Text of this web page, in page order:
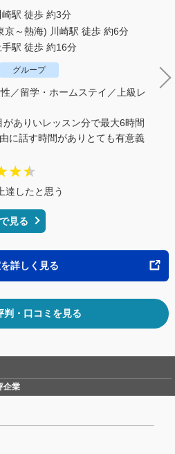
駅 徒歩 約3分
京～熱海) 川崎駅 徒歩 約6分
駅 徒歩 約16分
グループ
性／留学・ホームステイ／上級レ
がありいレッスン分で最大6時間
に話す時間がありとても有意義
達したと思う
見る
詳しく見る
判・口コミを見る
企業